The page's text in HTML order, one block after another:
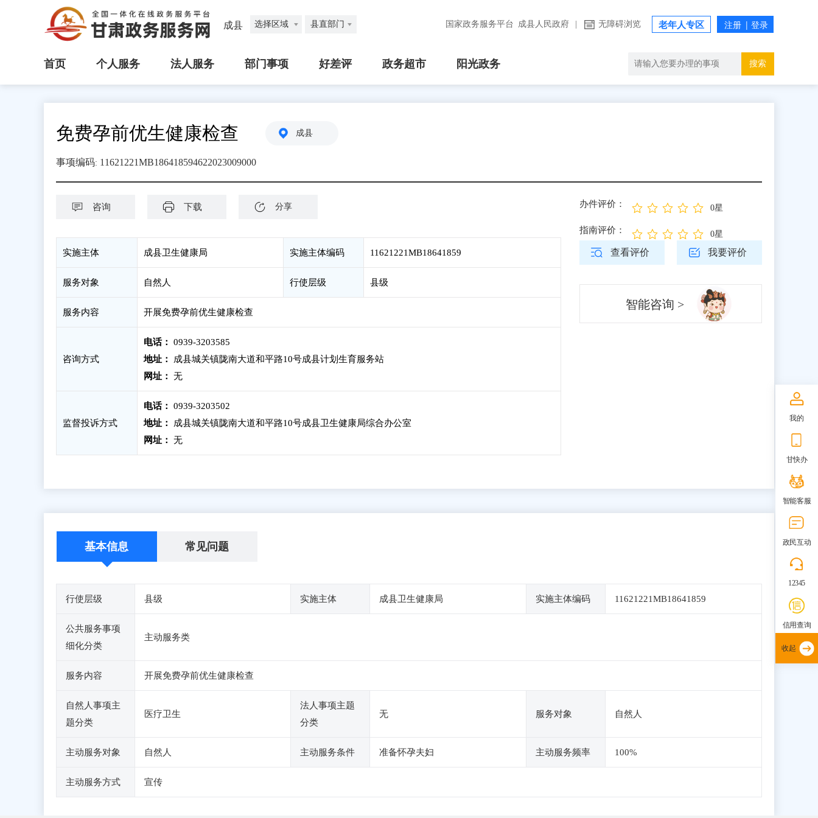
成县 选择区域 县直部门 国家政务服务平台 成县人民政府 无障碍浏览 老年人专区
首页 个人服务 法人服务 部门事项 好差评 政务超市 阳光政务 搜索
免费孕前优生健康检查 成县
事项编码: 11621221MB186418594622023009000
咨询 下载 分享
实施主体 成县卫生健康局 实施主体编码 11621221MB18641859
服务对象 自然人 行使层级 县级
服务内容 开展免费孕前优生健康检查
咨询方式
电话：
0939-3203585
地址：
成县城关镇陇南大道和平路10号成县计划生育服务站
网址：
无
监督投诉方式
电话：
0939-3203502
地址：
成县城关镇陇南大道和平路10号成县卫生健康局综合办公室
网址：
无
办件评价： 0星
指南评价： 0星
查看评价 我要评价
智能咨询 >
基本信息 常见问题
行使层级 县级 实施主体 成县卫生健康局 实施主体编码 11621221MB18641859
公共服务事项
细化分类
主动服务类
服务内容 开展免费孕前优生健康检查
自然人事项主
题分类
医疗卫生
法人事项主题
分类
无 服务对象 自然人
主动服务对象 自然人 主动服务条件 准备怀孕夫妇 主动服务频率 100%
主动服务方式 宣传
我的
甘快办
智能客服
政民互动
12345
信用查询
收起